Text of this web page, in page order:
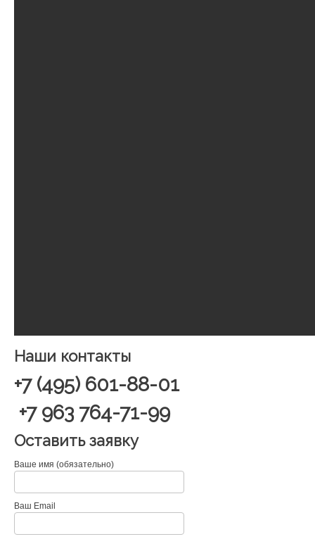
Наши контакты
+7 (495) 601-88-01
+7 963 764-71-99
Оставить заявку
Ваше имя (обязательно)
Ваш Email